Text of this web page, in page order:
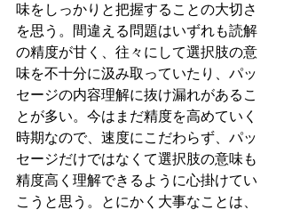
味をしっかりと把握することの大切さ
を思う。間違える問題はいずれも読解
の精度が甘く、往々にして選択肢の意
味を不十分に汲み取っていたり、パッ
セージの内容理解に抜け漏れがあるこ
とが多い。今はまだ精度を高めていく
時期なので、速度にこだわらず、パッ
セージだけではなくて選択肢の意味も
精度高く理解できるように心掛けてい
こうと思う。とにかく大事なことは、